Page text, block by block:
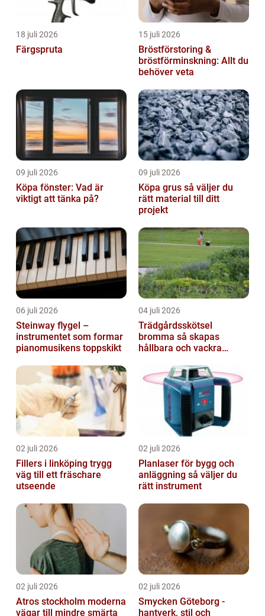
18 juli 2026
Färgspruta
15 juli 2026
Bröstförstoring &
bröstförminskning: Allt du
behöver veta
09 juli 2026
Köpa fönster: Vad är
viktigt att tänka på?
09 juli 2026
Köpa grus så väljer du
rätt material till ditt
projekt
06 juli 2026
Steinway flygel –
instrumentet som formar
pianomusikens toppskikt
04 juli 2026
Trädgårdsskötsel
bromma så skapas
hållbara och vackra
02 juli 2026
Fillers i linköping trygg
väg till ett fräschare
utseende
02 juli 2026
Planlaser för bygg och
anläggning så väljer du
rätt instrument
02 juli 2026
Atros stockholm moderna
vägar till mindre smärta
02 juli 2026
Smycken Göteborg -
hantverk, stil och